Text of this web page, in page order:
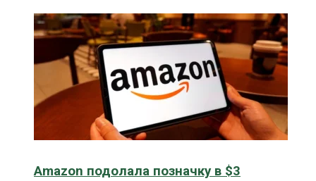
Amazon подолала позначку в $3